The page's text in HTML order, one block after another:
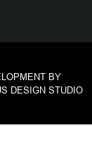
BY
DESIGN STUDIO